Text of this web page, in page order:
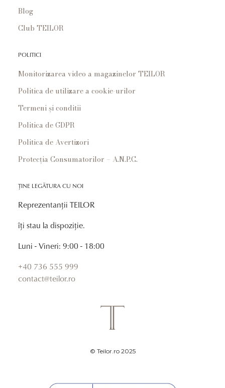
Blog
Club TEILOR
POLITICI
Monitorizarea video a magazinelor TEILOR
Politica de utilizare a cookie-urilor
Termeni și conditii
Politica de GDPR
Politica de Avertizori
Protecția Consumatorilor – A.N.P.C.
ȚINE LEGĂTURA CU NOI
Reprezentanții TEILOR
îți stau la dispoziție.
Luni - Vineri: 9:00 - 18:00
+40 736 555 999
contact@teilor.ro
© Teilor.ro 2025